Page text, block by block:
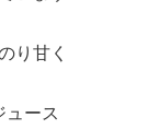
り甘く
ュース